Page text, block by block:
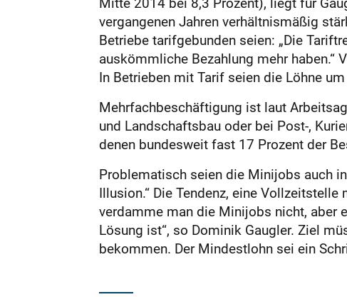
vergangenen Jahren verhältnismäßig
Betriebe tarifgebunden seien: „Die
auskömmliche Bezahlung mehr
In Betrieben mit Tarif seien die Löhne
Mehrfachbeschäftigung ist laut
und Landschaftsbau oder bei Post-,
denen bundesweit fast 17 Prozent der
Problematisch seien die Minijobs auch
Illusion.“ Die Tendenz, eine
verdamme man die Minijobs nicht, aber
Lösung ist“, so Dominik Gaugler. Ziel
bekommen. Der Mindestlohn sei ein